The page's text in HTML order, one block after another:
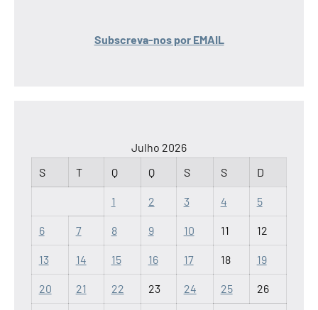
Subscreva-nos por EMAIL
Julho 2026
S
T Q Q S S D
1 2 3 4 5
6 7 8 9 10 11 12
13 14 15 16 17 18 19
20 21 22 23 24 25 26